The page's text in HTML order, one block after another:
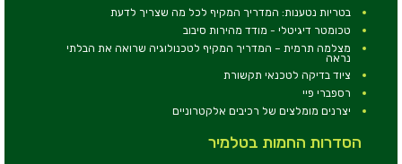
בטריות נטענות: המדריך המקיף לכל מה שצריך לדעת
טכומטר דיגיטלי - מודד מהירות סיבוב
מצלמה תרמית – המדריך המקיף לטכנולוגיה שרואה את הבלתי
נראה
ציוד בדיקה לטכנאי תקשורת
רספברי פיי
יצרנים מומלצים של רכיבים אלקטרוניים
הסדרות החמות בטלמיר